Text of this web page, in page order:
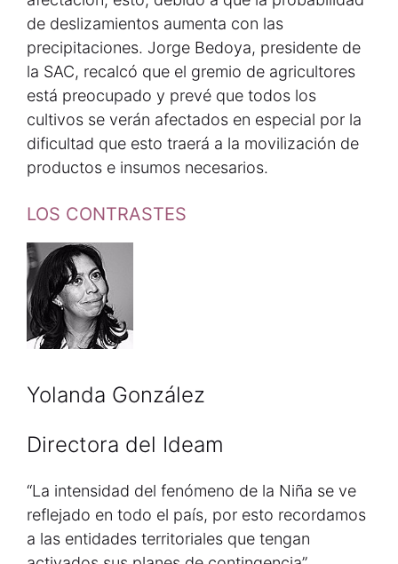
de deslizamientos aumenta con las
precipitaciones. Jorge Bedoya, presidente de
la SAC, recalcó que el gremio de agricultores
está preocupado y prevé que todos los
cultivos se verán afectados en especial por la
dificultad que esto traerá a la movilización de
productos e insumos necesarios.
LOS CONTRASTES
Yolanda González
Directora del Ideam
“La intensidad del fenómeno de la Niña se ve
reflejado en todo el país, por esto recordamos
a las entidades territoriales que tengan